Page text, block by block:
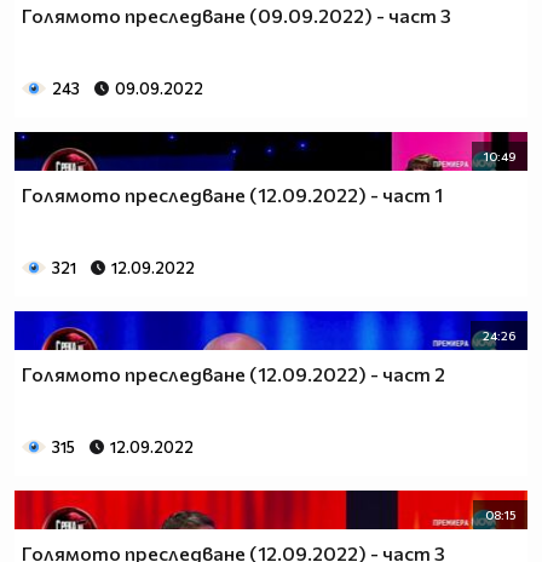
Голямото преследване (09.09.2022) - част 3
243 09.09.2022
10:49
Голямото преследване (12.09.2022) - част 1
321 12.09.2022
24:26
Голямото преследване (12.09.2022) - част 2
315 12.09.2022
08:15
Голямото преследване (12.09.2022) - част 3